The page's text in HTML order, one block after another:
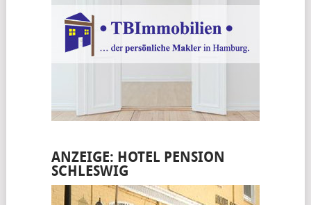
ANZEIGE: HOTEL PENSION
SCHLESWIG